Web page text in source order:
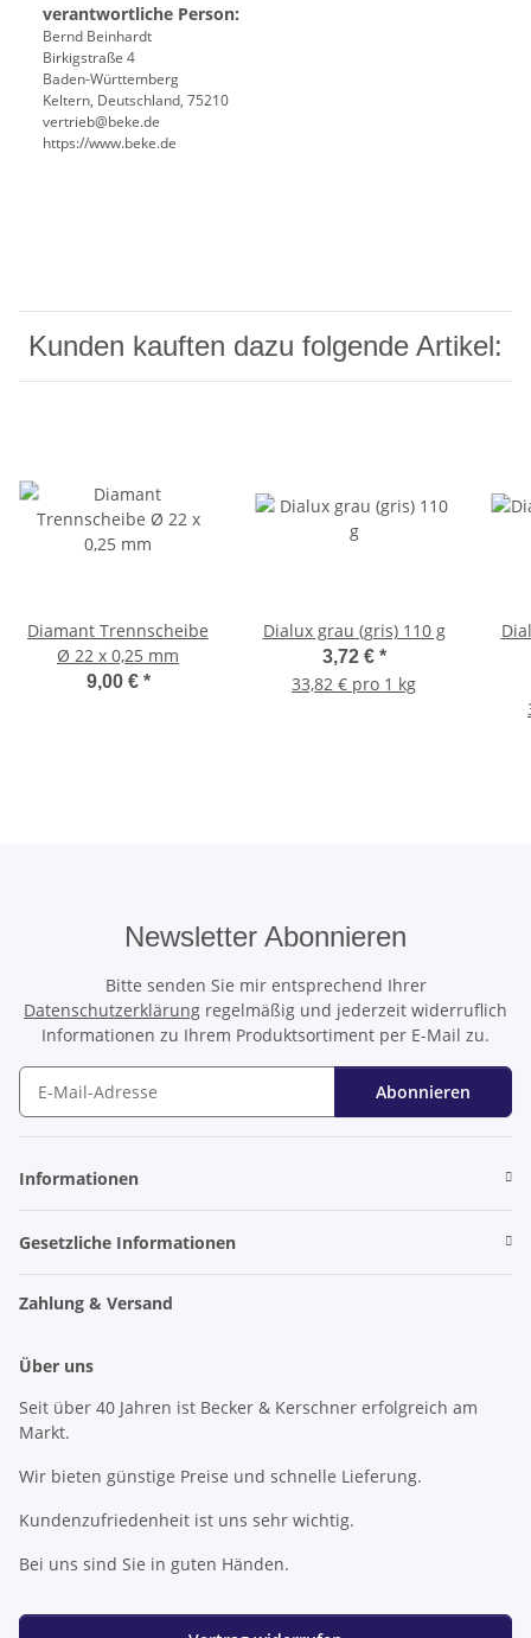
verantwortliche Person:
Bernd Beinhardt
Birkigstraße 4
Baden-Württemberg
Keltern, Deutschland, 75210
vertrieb@beke.de
https://www.beke.de
Kunden kauften dazu folgende Artikel:
Diamant Trennscheibe
Ø 22 x 0,25 mm
9,00 € *
Dialux grau (gris) 110 g
3,72 € *
33,82 € pro 1 kg
Newsletter Abonnieren
Bitte senden Sie mir entsprechend Ihrer
Datenschutzerklärung regelmäßig und jederzeit widerruflich
Informationen zu Ihrem Produktsortiment per E-Mail zu.
Abonnieren
Informationen
Gesetzliche Informationen
Zahlung & Versand
Über uns
Seit über 40 Jahren ist Becker & Kerschner erfolgreich am
Markt.
Wir bieten günstige Preise und schnelle Lieferung.
Kundenzufriedenheit ist uns sehr wichtig.
Bei uns sind Sie in guten Händen.